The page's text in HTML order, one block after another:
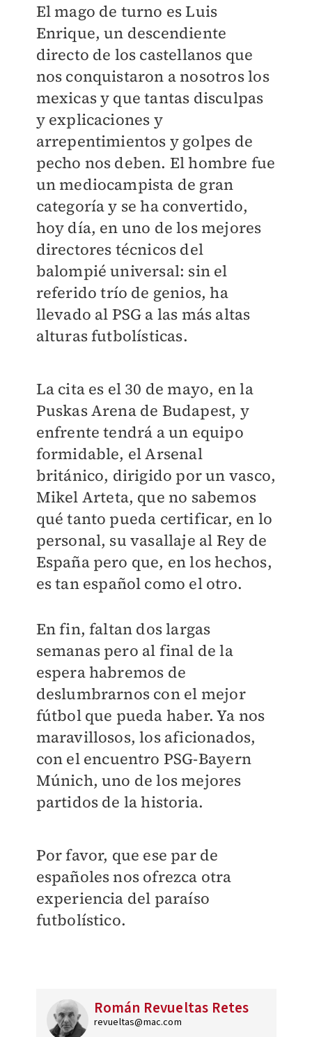
El mago de turno es Luis
Enrique, un descendiente
directo de los castellanos que
nos conquistaron a nosotros los
mexicas y que tantas disculpas
y explicaciones y
arrepentimientos y golpes de
pecho nos deben. El hombre fue
un mediocampista de gran
categoría y se ha convertido,
hoy día, en uno de los mejores
directores técnicos del
balompié universal: sin el
referido trío de genios, ha
llevado al PSG a las más altas
alturas futbolísticas.
La cita es el 30 de mayo, en la
Puskas Arena de Budapest, y
enfrente tendrá a un equipo
formidable, el Arsenal
británico, dirigido por un vasco,
Mikel Arteta, que no sabemos
qué tanto pueda certificar, en lo
personal, su vasallaje al Rey de
España pero que, en los hechos,
es tan español como el otro.
En fin, faltan dos largas
semanas pero al final de la
espera habremos de
deslumbrarnos con el mejor
fútbol que pueda haber. Ya nos
maravillosos, los aficionados,
con el encuentro PSG-Bayern
Múnich, uno de los mejores
partidos de la historia.
Por favor, que ese par de
españoles nos ofrezca otra
experiencia del paraíso
futbolístico.
Román Revueltas Retes
revueltas@mac.com